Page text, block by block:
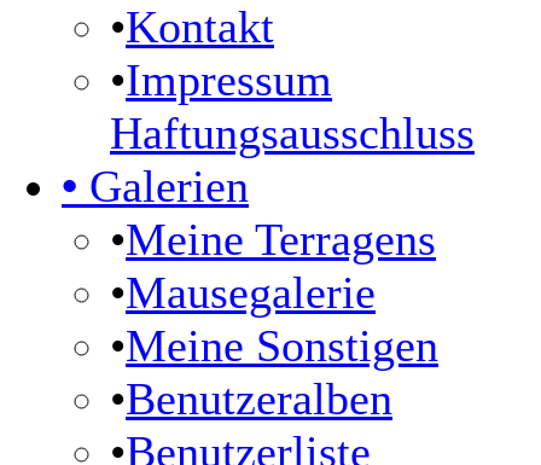
•Kontakt
•Impressum
Haftungsausschluss
• Galerien
•Meine Terragens
•Mausegalerie
•Meine Sonstigen
•Benutzeralben
•Benutzerliste